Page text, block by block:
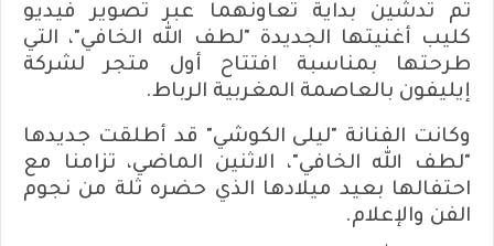
تم تدشين بداية تعاونهما عبر تصوير فيديو
كليب أغنيتها الجديدة "لطف الله الخافي"، التي
طرحتها بمناسبة افتتاح أول متجر لشركة
إيليفون بالعاصمة المغربية الرباط.
وكانت الفنانة "ليلى الكوشي" قد أطلقت جديدها
"لطف الله الخافي"، الاثنين الماضي، تزامنا مع
احتفالها بعيد ميلادها الذي حضره ثلة من نجوم
الفن والإعلام.